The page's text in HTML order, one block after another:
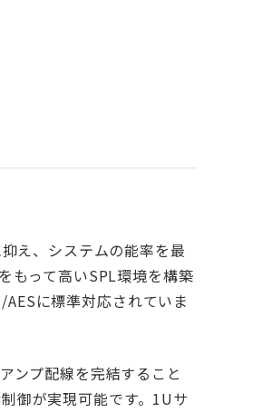
え、システムの能率を最
もって高いSPL環境を構築
に標準対応されていま
ンプ配線を完結すること
御が実現可能です。1Uサ